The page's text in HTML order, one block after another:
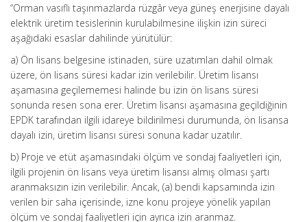
“Orman vasıflı taşınmazlarda rüzgâr veya güneş enerjisine dayalı
elektrik üretim tesislerinin kurulabilmesine ilişkin izin süreci
aşağıdaki esaslar dahilinde yürütülür:
a) Ön lisans belgesine istinaden, süre uzatımları dahil olmak
üzere, ön lisans süresi kadar izin verilebilir. Üretim lisansı
aşamasına geçilememesi halinde bu izin ön lisans süresi
sonunda resen sona erer. Üretim lisansı aşamasına geçildiğinin
EPDK tarafından ilgili idareye bildirilmesi durumunda, ön lisansa
dayalı izin, üretim lisansı süresi sonuna kadar uzatılır.
b) Proje ve etüt aşamasındaki ölçüm ve sondaj faaliyetleri için,
ilgili projenin ön lisans veya üretim lisansı almış olması şartı
aranmaksızın izin verilebilir. Ancak, (a) bendi kapsamında izin
verilen bir saha içerisinde, izne konu projeye yönelik yapılan
ölçüm ve sondaj faaliyetleri için ayrıca izin aranmaz.